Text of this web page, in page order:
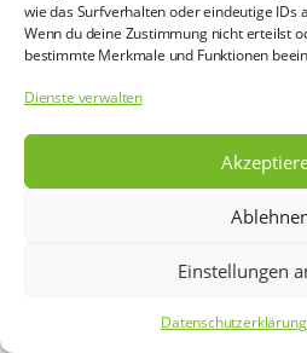
wie das Surfverhalten oder eindeutige IDs
Wenn du deine Zustimmung nicht erteilst
bestimmte Merkmale und Funktionen
Dienste verwalten
Einstellungen
Datenschutzerklärung